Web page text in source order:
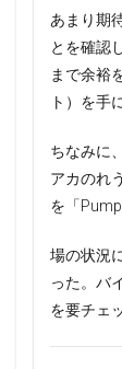
あまり期
とを確認
まで余裕
ト）を手
ちなみに
アカのれ
を「
場の状況
った。バ
を要チェ